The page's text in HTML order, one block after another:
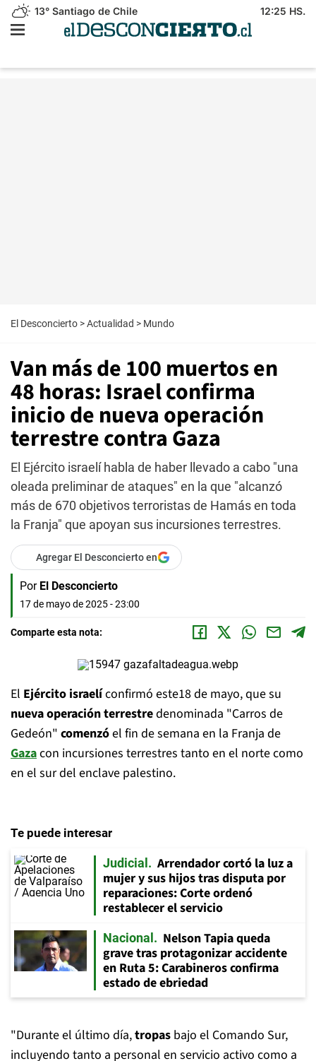
13° Santiago de Chile 12:25 HS.
El Desconcierto >Actualidad > Mundo
Van más de 100 muertos en
48 horas: Israel confirma
inicio de nueva operación
terrestre contra Gaza
El Ejército israelí habla de haber llevado a cabo "una
oleada preliminar de ataques" en la que "alcanzó
más de 670 objetivos terroristas de Hamás en toda
la Franja" que apoyan sus incursiones terrestres.
Agregar El Desconcierto en
Por El Desconcierto
17 de mayo de 2025 - 23:00
Comparte esta nota:
El Ejército israelíconfirmó este18 de mayo, que su
nueva operación terrestredenominada "Carros de
Gedeón" comenzóel fin de semana en la Franja de
Gazacon incursiones terrestres tanto en el norte como
en el sur del enclave palestino.
Te puede interesar
Judicial
Arrendador cortó la luz a
mujer y sus hijos tras disputa por
reparaciones: Corte ordenó
restablecer el servicio
Nacional
Nelson Tapia queda
grave tras protagonizar accidente
en Ruta 5: Carabineros confirma
estado de ebriedad
"Durante el último día,tropas bajo el Comando Sur,
incluyendo tanto a personal en servicio activo como a